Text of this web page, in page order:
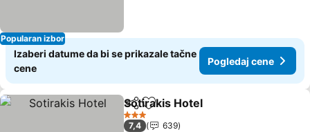
Popularan izbor
Izaberi datume da bi se prikazale tačne
cene
Pogledaj cene
Deli Dodati u favorite
Sotirakis Hotel
3 Zvezdice
7,4
639